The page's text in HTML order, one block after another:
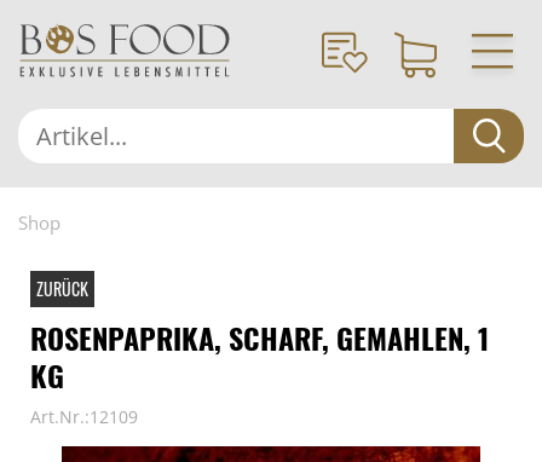
Shop
ZURÜCK
ROSENPAPRIKA, SCHARF, GEMAHLEN, 1
KG
Art.Nr.:12109